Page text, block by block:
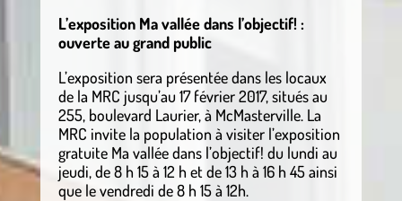
L’exposition Ma vallée dans l’objectif! :
ouverte au grand public
L’exposition sera présentée dans les locaux
de la MRC jusqu’au 17 février 2017, situés au
255, boulevard Laurier, à McMasterville. La
MRC invite la population à visiter l’exposition
gratuite Ma vallée dans l’objectif! du lundi au
jeudi, de 8 h 15 à 12 h et de 13 h à 16 h 45 ainsi
que le vendredi de 8 h 15 à 12h.